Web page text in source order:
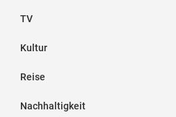
TV
Kultur
Reise
Nachhaltigkeit